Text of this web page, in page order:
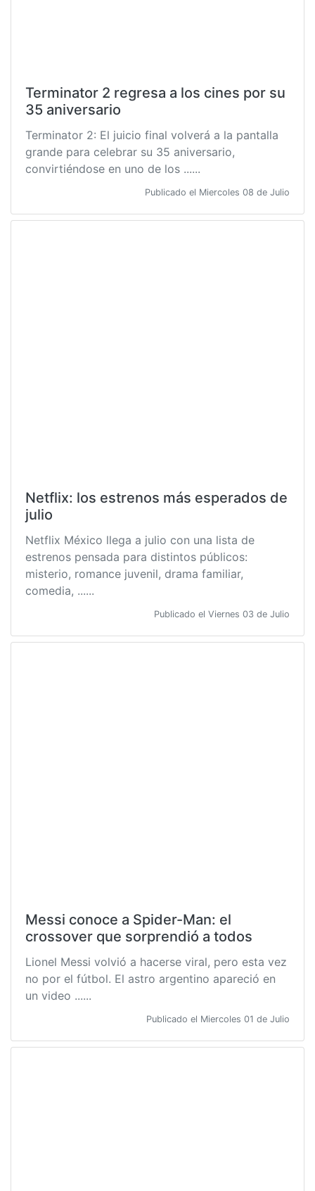
Terminator 2 regresa a los cines por su
35 aniversario
Terminator 2: El juicio final volverá a la pantalla
grande para celebrar su 35 aniversario,
convirtiéndose en uno de los ......
Publicado el Miercoles 08 de Julio
Netflix: los estrenos más esperados de
julio
Netflix México llega a julio con una lista de
estrenos pensada para distintos públicos:
misterio, romance juvenil, drama familiar,
comedia, ......
Publicado el Viernes 03 de Julio
Messi conoce a Spider-Man: el
crossover que sorprendió a todos
Lionel Messi volvió a hacerse viral, pero esta vez
no por el fútbol. El astro argentino apareció en
un video ......
Publicado el Miercoles 01 de Julio